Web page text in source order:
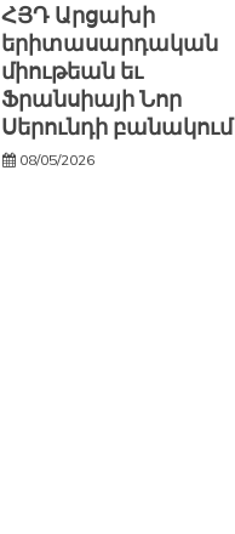
ՀՅԴ Արցախի
երիտասարդական
միութեան եւ
Ֆրանսիայի Նոր
Սերունդի բանակում
08/05/2026